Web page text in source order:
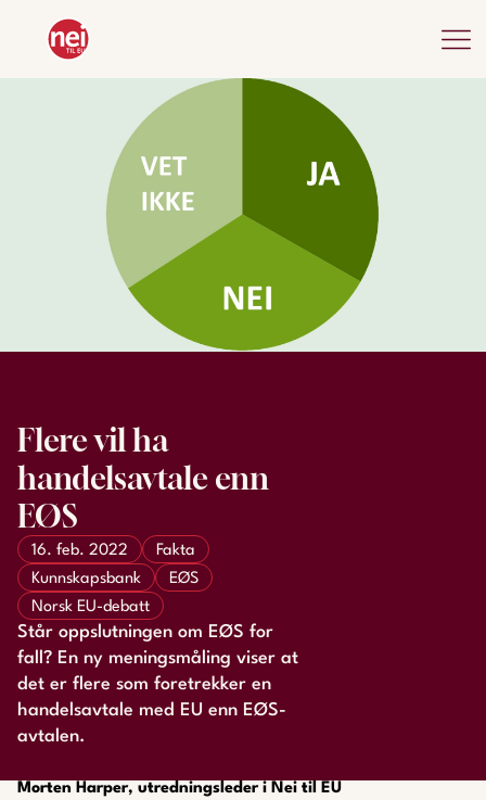
Morten Harper, utredningsleder i Nei til EU
Flere vil ha
handelsavtale enn
EØS
16. feb. 2022
Fakta
Kunnskapsbank
EØS
Norsk EU-debatt
Står oppslutningen om EØS for
fall? En ny meningsmåling viser at
det er flere som foretrekker en
handelsavtale med EU enn EØS-
avtalen.